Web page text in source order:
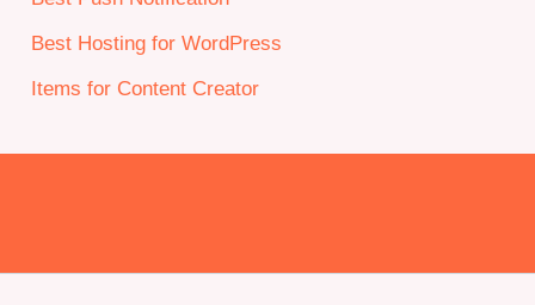
Best Hosting for WordPress
Items for Content Creator